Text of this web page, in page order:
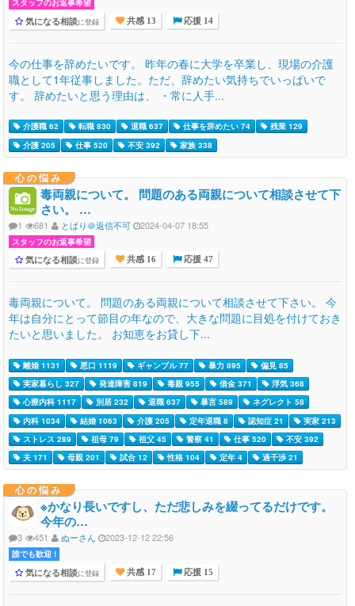
スタッフのお返事希望
気になる相談に登録 共感 13 応援 14
今の仕事を辞めたいです。 昨年の春に大学を卒業し、現場の介護
職として1年従事しました。ただ、辞めたい気持ちでいっぱいで
す。 辞めたいと思う理由は、 ・常に人手...
介護職 62 転職 830 退職 637 仕事を辞めたい 74
残業 129
介護 205
仕事 520 不安 392 家族 338
心の悩み
毒両親について。 問題のある両親について相談させて下
さい。 …
1 681 とばり＠返信不可 2024-04-07 18:55
スタッフのお返事希望
気になる相談に登録 共感 16 応援 47
毒両親について。 問題のある両親について相談させて下さい。 今
年は自分にとって節目の年なので、大きな問題に目処を付けておき
たいと思いました。 お知恵をお貸し下...
離婚 1131 悪口 1119 ギャンブル 77 暴力 895
偏見 85
実家暮らし 327
発達障害 819 毒親 955 借金 371
浮気 368
心療内科 1117
別居 232 退職 637 暴言 589
ネグレクト 58
内科 1034
結婚 1063 介護 205 定年退職 8 認知症 21
実家 213
ストレス 289
祖母 79 祖父 45 警察 41 仕事 520
不安 392
夫 171
母親 201 試合 12 性格 104 定年 4 過干渉 21
心の悩み
※かなり長いですし、ただ悲しみを綴ってるだけです。
今年の…
3 451 ぬーさん 2023-12-12 22:56
誰でも歓迎 !
気になる相談に登録 共感 17 応援 15